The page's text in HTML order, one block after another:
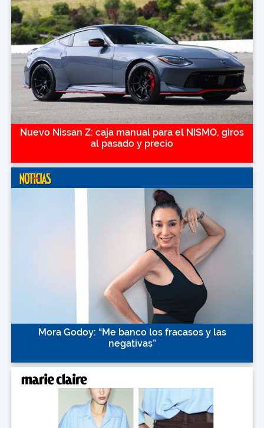
Nuevo Nissan Z: caja manual para el NISMO, giros
al pasado y precio
Mora Godoy: “Me banco los fracasos y las
negativas”